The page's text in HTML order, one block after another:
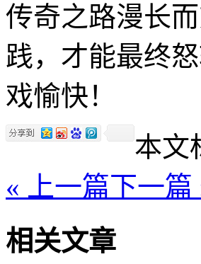
传奇之路漫长
践，才能最终
戏愉快！
本文
« 上一篇下一篇
相关文章